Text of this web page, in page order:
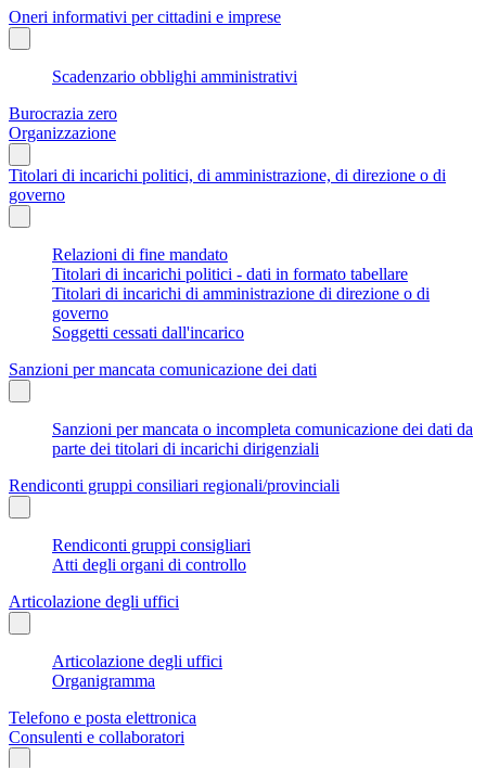
Oneri informativi per cittadini e imprese
Scadenzario obblighi amministrativi
Burocrazia zero
Organizzazione
Titolari di incarichi politici, di amministrazione, di direzione o di
governo
Relazioni di fine mandato
Titolari di incarichi politici - dati in formato tabellare
Titolari di incarichi di amministrazione di direzione o di
governo
Soggetti cessati dall'incarico
Sanzioni per mancata comunicazione dei dati
Sanzioni per mancata o incompleta comunicazione dei dati da
parte dei titolari di incarichi dirigenziali
Rendiconti gruppi consiliari regionali/provinciali
Rendiconti gruppi consigliari
Atti degli organi di controllo
Articolazione degli uffici
Articolazione degli uffici
Organigramma
Telefono e posta elettronica
Consulenti e collaboratori